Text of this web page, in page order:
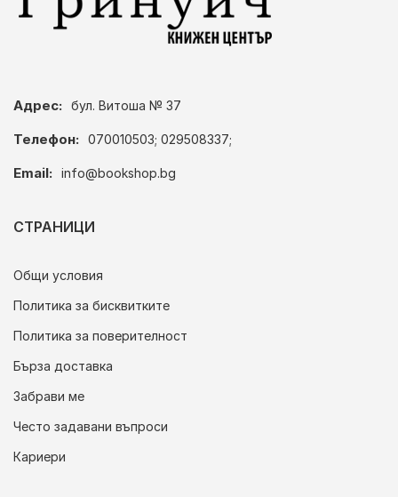
Адрес: бул. Витоша № 37
Телефон: 070010503; 029508337;
Email: info@bookshop.bg
СТРАНИЦИ
Общи условия
Политика за бисквитките
Политика за поверителност
Бърза доставка
Забрави ме
Често задавани въпроси
Кариери